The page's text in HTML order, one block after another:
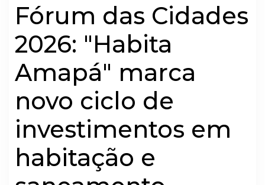
Fórum das Cidades
2026: "Habita
Amapá" marca
novo ciclo de
investimentos em
habitação e